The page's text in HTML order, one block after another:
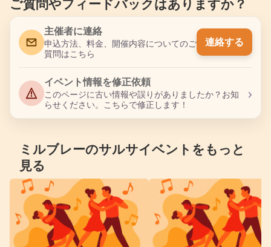
主催者に連絡
申込方法、料金、開催内容についてのご
質問はこちら
連絡する
イベント情報を修正依頼
このページに古い情報や誤りがありましたか？お知
らせください。こちらで修正します！
›
ミルブレーのサルサイベントをもっと
見る